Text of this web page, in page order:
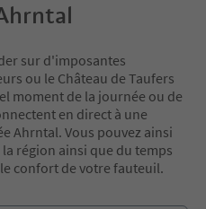
sur d'imposantes
ou le Château de Taufers
moment de la journée ou de
en direct à une
Ahrntal. Vous pouvez ainsi
région ainsi que du temps
confort de votre fauteuil.